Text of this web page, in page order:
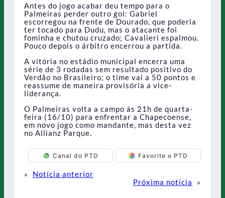
Antes do jogo acabar deu tempo para o
Palmeiras perder outro gol: Gabriel
escorregou na frente de Dourado, que poderia
ter tocado para Dudu, mas o atacante foi
fominha e chutou cruzado; Cavalieri espalmou.
Pouco depois o árbitro encerrou a partida.
A vitória no estádio municipal encerra uma
série de 3 rodadas sem resultado positivo do
Verdão no Brasileiro; o time vai a 50 pontos e
reassume de maneira provisória a vice-
liderança.
O Palmeiras volta a campo às 21h de quarta-
feira (16/10) para enfrentar a Chapecoense,
em novo jogo como mandante, mas desta vez
no Allianz Parque.
Canal do PTD Favorite o PTD
«
Notícia anterior
Próxima notícia
»